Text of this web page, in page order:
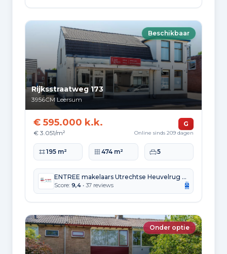
Beschikbaar
Rijksstraatweg 173
3956CM Leersum
€ 595.000 k.k.
€ 3.051/m²
G
Online sinds 209 dagen
Woonoppervlakte
195 m² Perceeloppervlakte
474 m² Slaapkamers
5
ENTREE makelaars Utrechtse Heuvelrug b.v.
Score: 9,4 • 37 reviews
Onder optie